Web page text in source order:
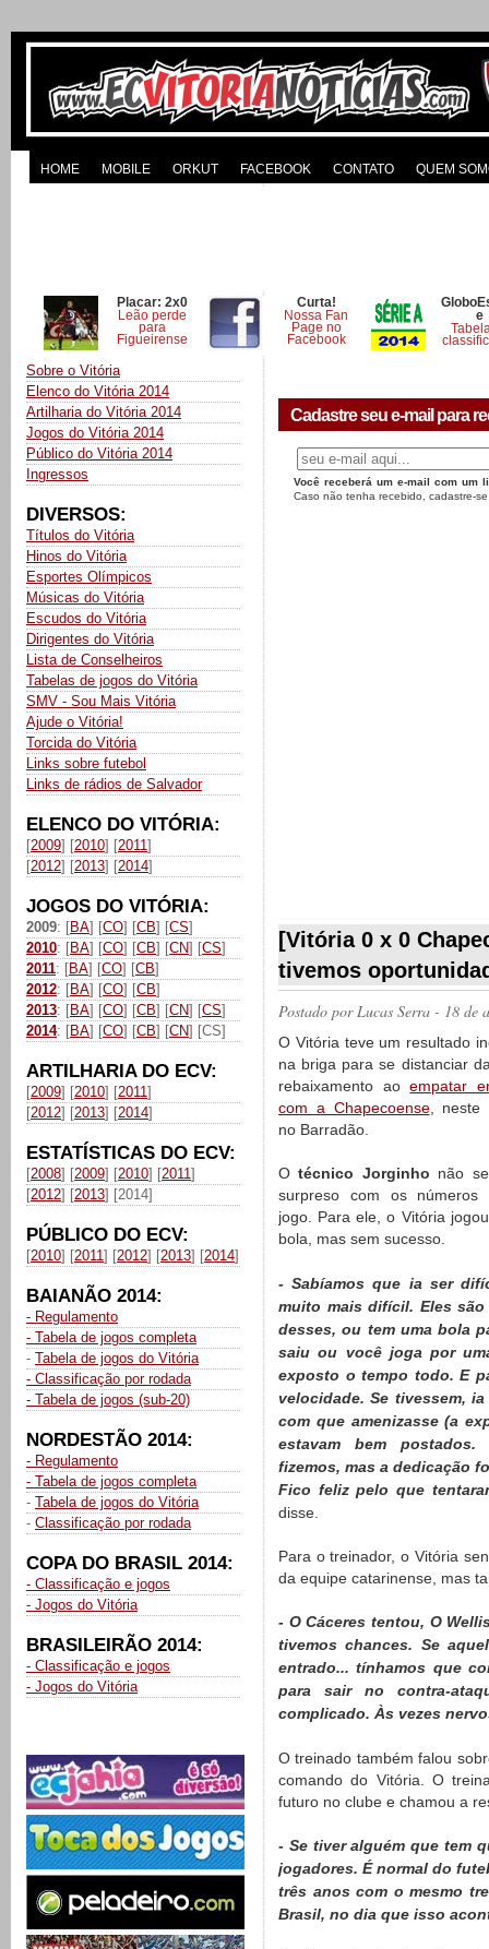
HOME MOBILE ORKUT FACEBOOK CONTATO QUEM
Placar: 2x0
Leão perde
para
Figueirense
Curta!
Nossa Fan
Page no
Facebook
e
Sobre o Vitória
Elenco do Vitória 2014
Artilharia do Vitória 2014
Jogos do Vitória 2014
Público do Vitória 2014
Ingressos
DIVERSOS:
Títulos do Vitória
Hinos do Vitória
Esportes Olímpicos
Músicas do Vitória
Escudos do Vitória
Dirigentes do Vitória
Lista de Conselheiros
Tabelas de jogos do Vitória
SMV - Sou Mais Vitória
Ajude o Vitória!
Torcida do Vitória
Links sobre futebol
Links de rádios de Salvador
ELENCO DO VITÓRIA:
[2009] [2010] [2011]
[2012] [2013] [2014]
JOGOS DO VITÓRIA:
2009: [BA] [CO] [CB] [CS]
2010: [BA] [CO] [CB] [CN] [CS]
2011: [BA] [CO] [CB]
2012: [BA] [CO] [CB]
2013: [BA] [CO] [CB] [CN] [CS]
2014: [BA] [CO] [CB] [CN] [CS]
ARTILHARIA DO ECV:
[2009] [2010] [2011]
[2012] [2013] [2014]
ESTATÍSTICAS DO ECV:
[2008] [2009] [2010] [2011]
[2012] [2013] [2014]
PÚBLICO DO ECV:
[2010] [2011] [2012] [2013] [2014]
BAIANÃO 2014:
- Regulamento
- Tabela de jogos completa
- Tabela de jogos do Vitória
- Classificação por rodada
- Tabela de jogos (sub-20)
NORDESTÃO 2014:
- Regulamento
- Tabela de jogos completa
- Tabela de jogos do Vitória
- Classificação por rodada
COPA DO BRASIL 2014:
- Classificação e jogos
- Jogos do Vitória
BRASILEIRÃO 2014:
- Classificação e jogos
- Jogos do Vitória
Cadastre seu e-mail para
Você receberá um e-mail com um
Caso não tenha recebido, cadastre-
[Vitória 0 x 0
tivemos
Postado porLucas Serra - 18 de
O Vitória teve um resultado
na briga para se distanciar
rebaixamento aoempatar
com a Chapecoense, neste
no Barradão.
Otécnico Jorginho não
surpreso com os números
jogo. Para ele, o Vitória
bola, mas sem sucesso.
- Sabíamos que ia ser
muito mais difícil. Eles são
desses, ou tem uma bola
saiu ou você joga por
exposto o tempo todo. E
velocidade. Se tivessem,
com que amenizasse (a
estavam bem
fizemos, mas a dedicação
Fico feliz pelo que
disse.
Para o treinador, o Vitória
da equipe catarinense, mas
- O Cáceres tentou, O
tivemos chances. Se
entrado... tínhamos que
para sair no contra-
complicado. Às vezes
O treinado também falou
comando do Vitória. O
futuro no clube e chamou a
- Se tiver alguém que tem
jogadores. É normal do
três anos com o mesmo
Brasil, no dia que isso